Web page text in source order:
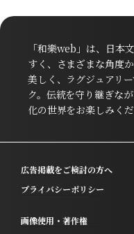
「和樂web」は、日本
すく、さまざまな角度
美しく、ラグジュアリ
ク。伝統を守り継ぎな
化の世界をお楽しみくだ
広告掲載をご検討の方へ
プライバシーポリシー
画像使用・著作権